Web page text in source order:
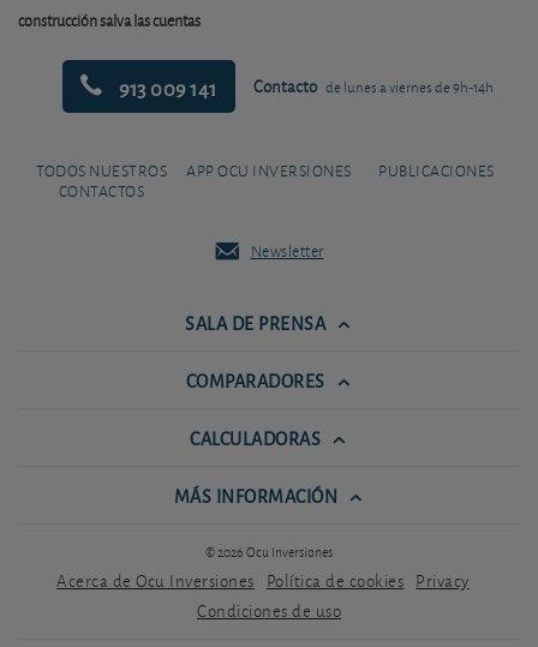
construcción salva las cuentas
913 009 141 Contacto de lunes a viernes de 9h-14h
TODOS NUESTROS
CONTACTOS
APP OCU INVERSIONES PUBLICACIONES
Newsletter
SALA DE PRENSA
COMPARADORES
CALCULADORAS
MÁS INFORMACIÓN
© 2026 Ocu Inversiones
Acerca de Ocu Inversiones Política de cookies Privacy
Condiciones de uso